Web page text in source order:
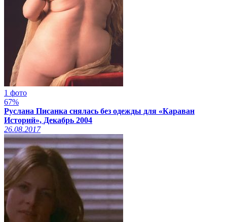
1 фото
67%
Руслана Писанка снялась без одежды для «Караван
Историй», Декабрь 2004
26.08.2017